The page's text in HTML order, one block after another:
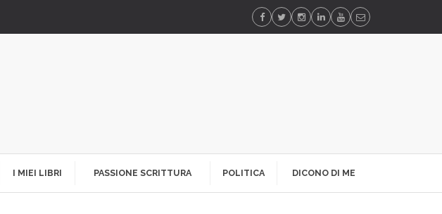
I MIEI LIBRI PASSIONE SCRITTURA POLITICA DICONO DI ME